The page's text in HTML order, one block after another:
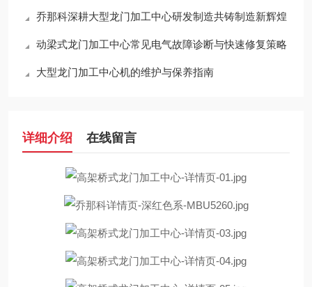
乔那科深耕大型龙门加工中心研发制造共铸制造新辉煌
动梁式龙门加工中心常见电气故障诊断与快速修复策略
大型龙门加工中心机的维护与保养指南
详细介绍 在线留言